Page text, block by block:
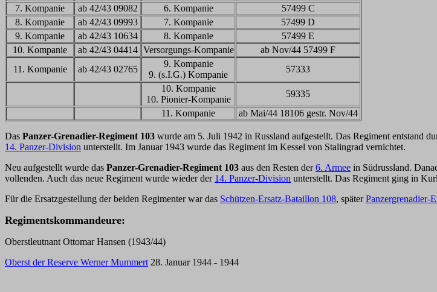
7. Kompanie
ab 42/43 09082 6. Kompanie
57499 C
8. Kompanie
ab 42/43 09993 7. Kompanie
57499 D
9. Kompanie
ab 42/43 10634 8. Kompanie
57499 E
10. Kompanie
ab 42/43 04414 Versorgungs-Kompanie
ab Nov/44 57499 F
11. Kompanie
ab 42/43 02765
9. Kompanie
9. (s.I.G.) Kompanie
57333
10. Kompanie
10. Pionier-Kompanie
59335
11. Kompanie
ab Mai/44 18106 gestr. Nov/44
Das Panzer-Grenadier-Regiment 103 wurde am 5. Juli 1942 in Russland aufgestellt. Das Regiment entstand
14. Panzer-Division unterstellt. Im Januar 1943 wurde das Regiment im Kessel von Stalingrad vernichtet.
Neu aufgestellt wurde das Panzer-Grenadier-Regiment 103 aus den Resten der6. Armee in Südrussland.
vollenden. Auch das neue Regiment wurde wieder der 14. Panzer-Division unterstellt. Das Regiment ging in
Für die Ersatzgestellung der beiden Regimenter war das Schützen-Ersatz-Bataillon 108, späterPanzergrenadier-
Regimentskommandeure:
Oberstleutnant Ottomar Hansen (1943/44)
Oberst der Reserve Werner Mummert 28. Januar 1944 - 1944